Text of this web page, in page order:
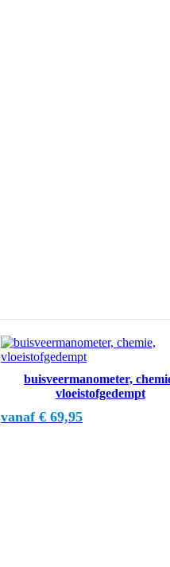
buisveermanometer,
vloeistofgedempt
vanaf € 69,95
Dit
meerdere
variaties.